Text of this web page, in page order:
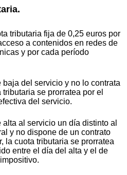
tributaria fija de 0,25 euros por
a contenidos en redes de
y por cada período
del servicio y no lo contrata
se prorratea por el
del servicio.
al servicio un día distinto al
y no dispone de un contrato
la cuota tributaria se prorratea
entre el día del alta y el de